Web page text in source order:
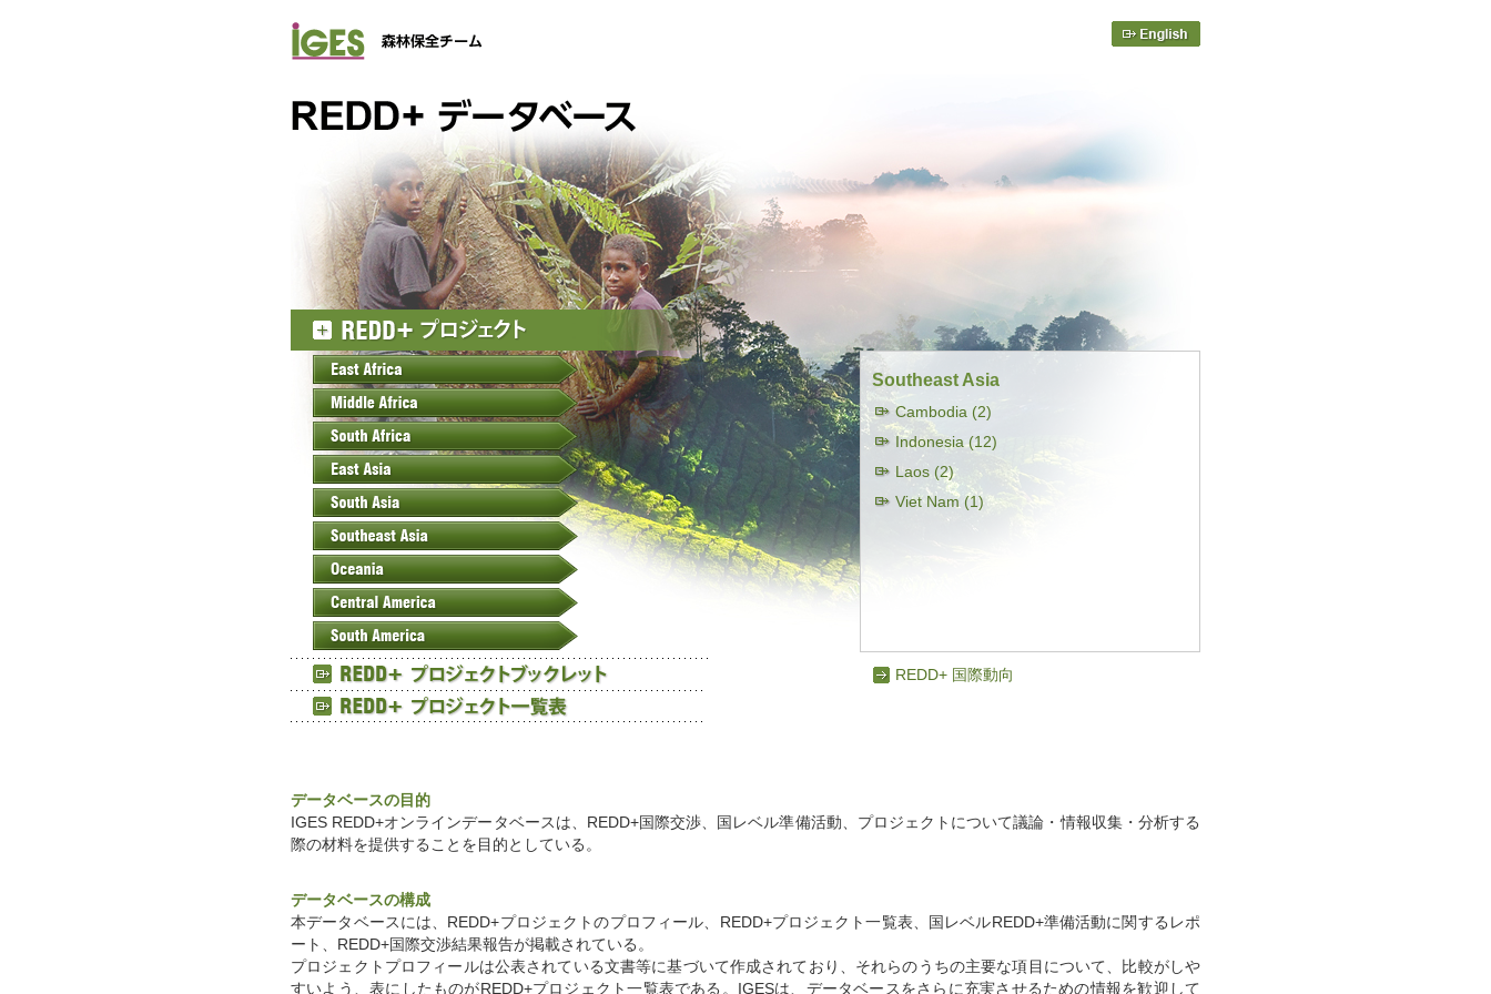
REDD+ データベース
REDD+プロジェクト
East Africa
Middle Africa
South Africa
East Asia
South Asia
Southeast Asia
Oceania
Central America
South America
REED+ プロジェクトブックレット
Southeast Asia
Cambodia (2)
Indonesia (12)
Laos (2)
Viet Nam (1)
REDD+ 国際動向
データベースの目的
IGES REDD+オンラインデータベースは、REDD+国際交渉、国レベル準備活動、プロジェクトについて議論・情報収集・分析する
際の材料を提供することを目的としている。
データベースの構成
本データベースには、REDD+プロジェクトのプロフィール、REDD+プロジェクト一覧表、国レベルREDD+準備活動に関するレポ
ート、REDD+国際交渉結果報告が掲載されている。
プロジェクトプロフィールは公表されている文書等に基づいて作成されており、それらのうちの主要な項目について、比較がしや
すいよう、表にしたものがREDD+プロジェクト一覧表である。IGESは、データベースをさらに充実させるための情報を歓迎して